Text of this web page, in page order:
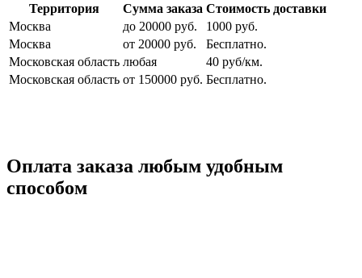
Территория Сумма заказа Стоимость доставки
Москва
до 20000 руб.
1000 руб.
Москва
от 20000 руб.
Бесплатно.
Московская область любая
40 руб/км.
Московская область от 150000 руб. Бесплатно.
Оплата заказа любым удобным
способом